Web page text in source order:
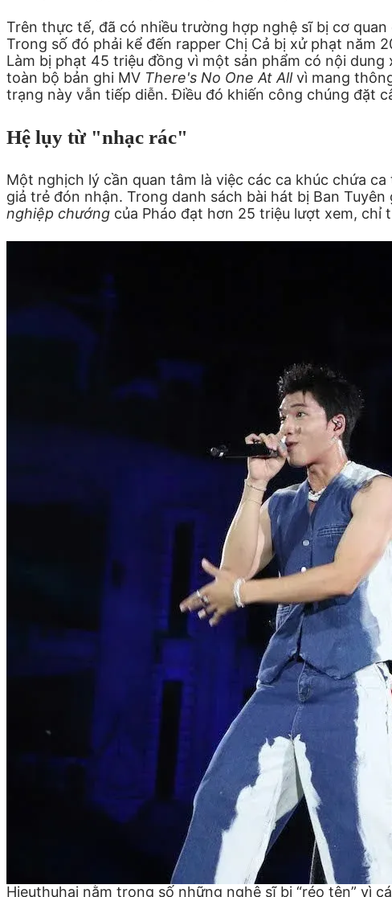
Trên thực tế, đã có nhiều trường hợp nghệ sĩ bị cơ
Trong số đó phải kể đến rapper Chị Cả bị xử phạt năm
Làm bị phạt 45 triệu đồng vì một sản phẩm có nội
toàn bộ bản ghi MV There's No One At Allvì mang
trạng này vẫn tiếp diễn. Điều đó khiến công chúng đặt
Hệ lụy từ "nhạc rác"
Một nghịch lý cần quan tâm là việc các ca khúc chứa
giả trẻ đón nhận. Trong danh sách bài hát bị Ban
nghiệp chướng của Pháo đạt hơn 25 triệu lượt xem, chỉ
Hieuthuhai nằm trong số những nghệ sĩ bị “réo tên” vì